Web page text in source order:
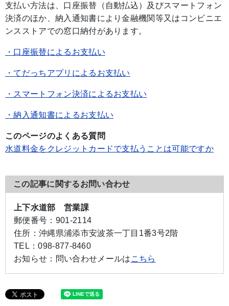
支払い方法は、口座振替（自動払込）及びスマートフォン
決済のほか、納入通知書により金融機関等又はコンビニエ
ンスストアでの窓口納付があります。
・口座振替によるお支払い
・てだっちアプリによるお支払い
・スマートフォン決済によるお支払い
・納入通知書によるお支払い
このページのよくある質問
水道料金をクレジットカードで支払うことは可能ですか
この記事に関するお問い合わせ
上下水道部 営業課
郵便番号： 901-2114
住所： 沖縄県浦添市安波茶一丁目1番3号2階
TEL：098-877-8460
お知らせ： 問い合わせメールは こちら